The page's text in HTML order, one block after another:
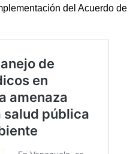
del Acuerdo de